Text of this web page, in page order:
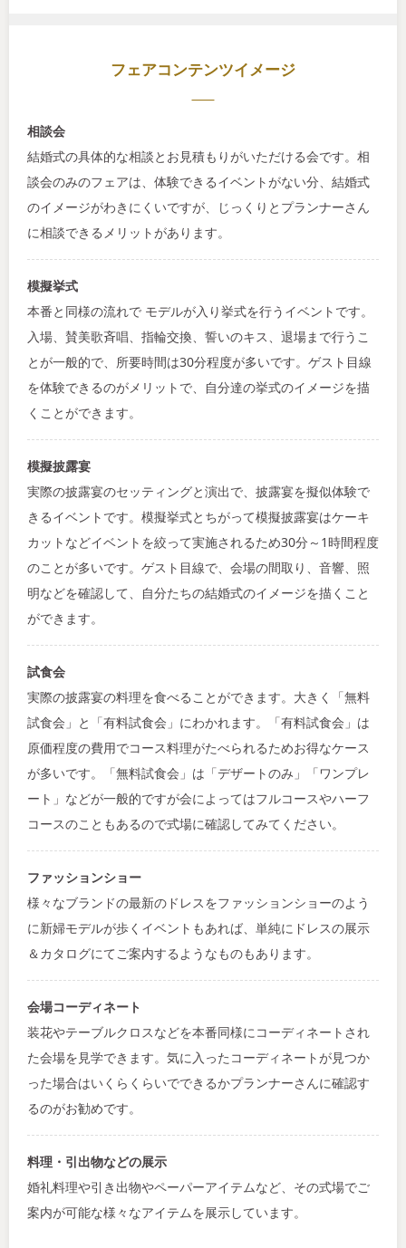
フェアコンテンツイメージ
相談会
結婚式の具体的な相談とお見積もりがいただける会です。相
談会のみのフェアは、体験できるイベントがない分、結婚式
のイメージがわきにくいですが、じっくりとプランナーさん
に相談できるメリットがあります。
模擬挙式
本番と同様の流れで モデルが入り挙式を行うイベントです。
入場、賛美歌斉唱、指輪交換、誓いのキス、退場まで行うこ
とが一般的で、所要時間は30分程度が多いです。ゲスト目線
を体験できるのがメリットで、自分達の挙式のイメージを描
くことができます。
模擬披露宴
実際の披露宴のセッティングと演出で、披露宴を擬似体験で
きるイベントです。模擬挙式とちがって模擬披露宴はケーキ
カットなどイベントを絞って実施されるため30分～1時間程度
のことが多いです。ゲスト目線で、会場の間取り、音響、照
明などを確認して、自分たちの結婚式のイメージを描くこと
ができます。
試食会
実際の披露宴の料理を食べることができます。大きく「無料
試食会」と「有料試食会」にわかれます。「有料試食会」は
原価程度の費用でコース料理がたべられるためお得なケース
が多いです。「無料試食会」は「デザートのみ」「ワンプレ
ート」などが一般的ですが会によってはフルコースやハーフ
コースのこともあるので式場に確認してみてください。
ファッションショー
様々なブランドの最新のドレスをファッションショーのよう
に新婦モデルが歩くイベントもあれば、単純にドレスの展示
＆カタログにてご案内するようなものもあります。
会場コーディネート
装花やテーブルクロスなどを本番同様にコーディネートされ
た会場を見学できます。気に入ったコーディネートが見つか
った場合はいくらくらいでできるかプランナーさんに確認す
るのがお勧めです。
料理・引出物などの展示
婚礼料理や引き出物やペーパーアイテムなど、その式場でご
案内が可能な様々なアイテムを展示しています。